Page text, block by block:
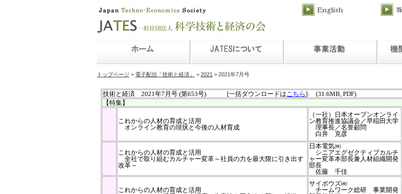
トップページ > 電子配信「技術と経済」 > 2021 > 2021年7月号